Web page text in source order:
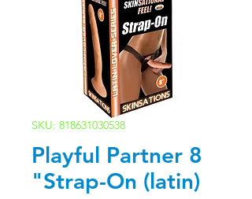
SKU: 818631030538
Playful Partner 8
"Strap-On (latin)